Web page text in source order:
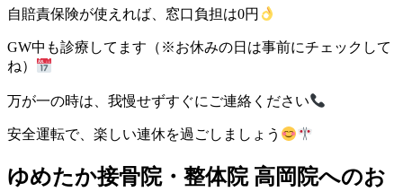
自賠責保険が使えれば、窓口負担は0円
GW中も診療してます（※お休みの日は事前にチェックして
ね）
万が一の時は、我慢せずすぐにご連絡ください
安全運転で、楽しい連休を過ごしましょう
ゆめたか接骨院・整体院 高岡院へのお